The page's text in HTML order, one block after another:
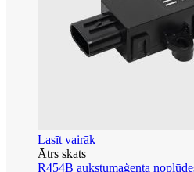
Lasīt vairāk
Ātrs skats
R454B aukstumaģenta